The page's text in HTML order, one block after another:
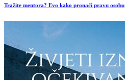
Tražite mentora? Evo kako pronaći pravu osobu